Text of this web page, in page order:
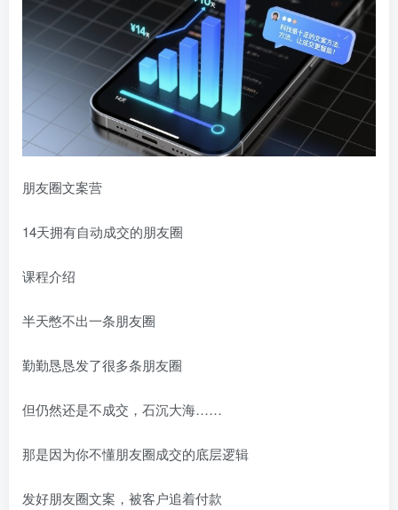
朋友圈文案营
14天拥有自动成交的朋友圈
课程介绍
半天憋不出一条朋友圈
勤勤恳恳发了很多条朋友圈
但仍然还是不成交，石沉大海……
那是因为你不懂朋友圈成交的底层逻辑
发好朋友圈文案，被客户追着付款